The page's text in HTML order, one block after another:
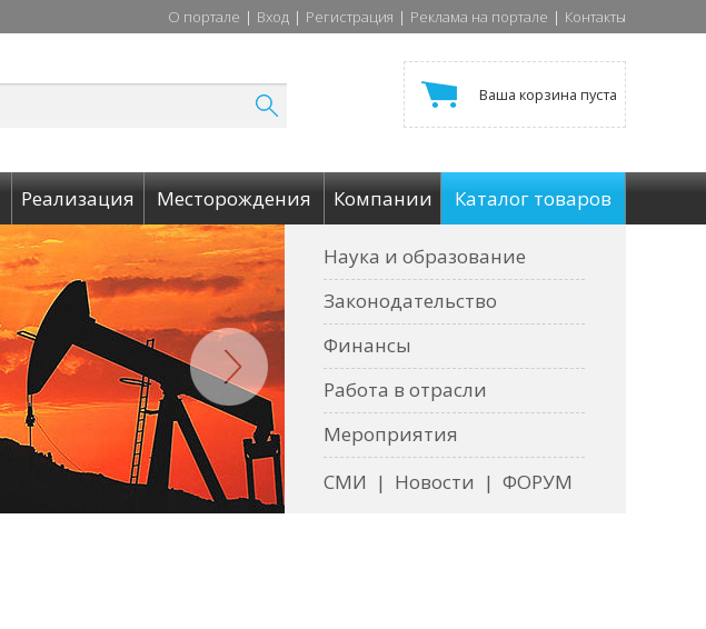
О портале | Вход | Регистрация | Реклама на портале | Контакты
Ваша корзина пуста
Реализация Месторождения Компании Каталог товаров
Наука и образование
Законодательство
Финансы
Работа в отрасли
Мероприятия
СМИ | Новости | ФОРУМ